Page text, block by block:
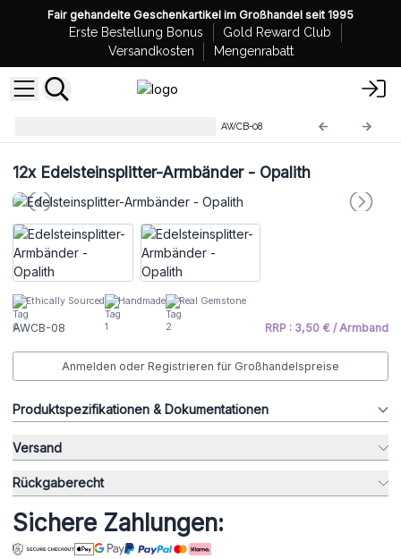
Fair gehandelte Geschenkartikel im Großhandel seit 1995
Erste Bestellung Bonus
Gold Reward Club
Versandkosten
Mengenrabatt
AWCB-08
12xEdelsteinsplitter-Armbänder - Opalith
Ethically Sourced Handmade Real Gemstone
AWCB-08 RRP : 3,50 € / Armband
Anmelden oder Registrieren für Großhandelspreise
Produktspezifikationen & Dokumentationen
Versand
Rückgaberecht
Sichere Zahlungen: